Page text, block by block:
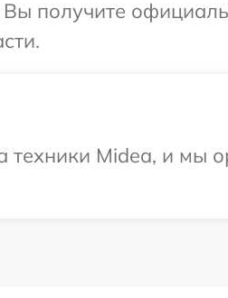
получите
Midea, и мы